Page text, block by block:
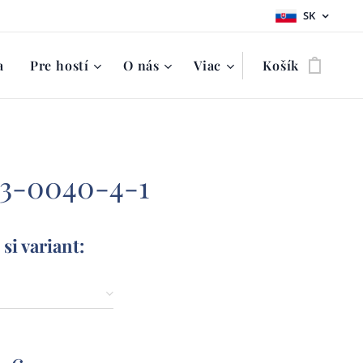
SK
Pre hostí O nás Viac Košík
0040-4-1
variant: